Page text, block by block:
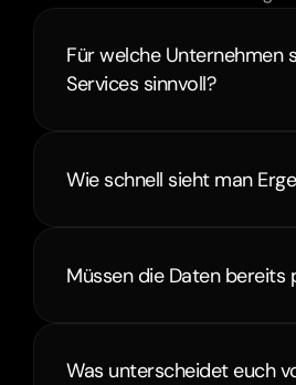
Für welche Unternehmen
Services sinnvoll?
Wie schnell sieht man
Müssen die Daten bereits
Was unterscheidet euch